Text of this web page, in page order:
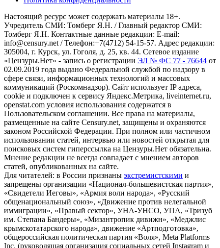
Настоящий ресурс может содержать материалы 18+.
Учредитель СМИ: Томберг Я.Н. / Главный редактор СМИ:
Томберг Я.Н. Контактные данные редакции: E-mail:
info@censury.net / Телефон:+7(4712) 54-15-57. Адрес редакции:
305004, г. Курск, ул. Гоголя, д. 25, кв. 44. Сетевое издание
«Цензуры.Нет» - запись о регистрации ЭЛ № ФС 77 - 76644 от
02.09.2019 года выдано Федеральной службой по надзору в
сфере связи, информационных технологий и массовых
коммуникаций (Роскомнадзор). Сайт использует IP адреса,
cookie и подключен к сервису Яндекс.Метрика, liveinternet.ru,
openstat.com условия использования содержатся в
Пользовательском соглашении. Все права на материалы,
размещенные на сайте Censury.net, защищены и охраняются
законом Российской Федерации. При полном или частичном
использовании статей, интервью или новостей открытая для
поисковых систем гиперссылка на Цензуры.Нет обязательна.
Мнение редакции не всегда совпадает с мнением авторов
статей, опубликованных на сайте.
Для читателей: в России признаны экстремистскими и
запрещены организации «Национал-большевистская партия»,
«Свидетели Иеговы», «Армия воли народа», «Русский
общенациональный союз», «Движение против нелегальной
иммиграции», «Правый сектор», УНА-УНСО, УПА, «Тризуб
им. Степана Бандеры», «Мизантропик дивижн», «Меджлис
крымскотатарского народа», движение «Артподготовка»,
общероссийская политическая партия «Воля», Meta Platforms
Inc. (руководящая организация социальных сетей Instagram и